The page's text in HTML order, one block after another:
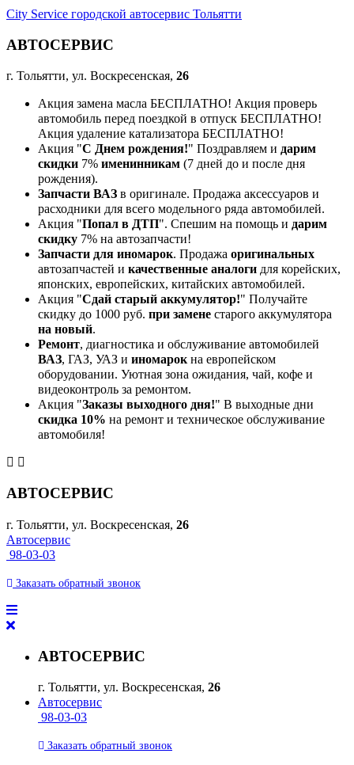
City Service городской автосервис Тольятти
АВТОСЕРВИС
г. Тольятти, ул. Воскресенская, 26
Акция замена масла БЕСПЛАТНО! Акция проверь
автомобиль перед поездкой в отпуск БЕСПЛАТНО!
Акция удаление катализатора БЕСПЛАТНО!
Акция "С Днем рождения!" Поздравляем и дарим
скидки 7% именинникам (7 дней до и после дня
рождения).
Запчасти ВАЗ в оригинале. Продажа аксессуаров и
расходники для всего модельного ряда автомобилей.
Акция "Попал в ДТП". Спешим на помощь и дарим
скидку 7% на автозапчасти!
Запчасти для иномарок. Продажа оригинальных
автозапчастей и качественные аналоги для корейских,
японских, европейских, китайских автомобилей.
Акция "Сдай старый аккумулятор!" Получайте
скидку до 1000 руб. при замене старого аккумулятора
на новый.
Ремонт, диагностика и обслуживание автомобилей
ВАЗ, ГАЗ, УАЗ и иномарокна европейском
оборудовании. Уютная зона ожидания, чай, кофе и
видеоконтроль за ремонтом.
Акция "Заказы выходного дня!" В выходные дни
скидка 10% на ремонт и техническое обслуживание
автомобиля!
АВТОСЕРВИС
г. Тольятти, ул. Воскресенская, 26
Автосервис
98-03-03
Заказать обратный звонок
АВТОСЕРВИС
г. Тольятти, ул. Воскресенская, 26
Автосервис
98-03-03
Заказать обратный звонок